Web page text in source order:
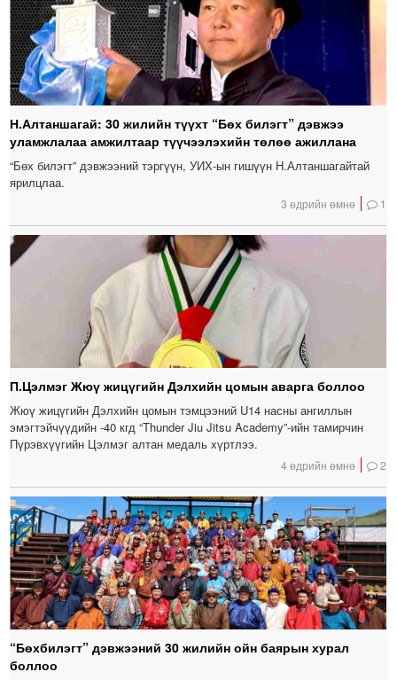
Н.Алтаншагай: 30 жилийн түүхт “Бөх билэгт” дэвжээ
уламжлалаа амжилтаар түүчээлэхийн төлөө ажиллана
“Бөх билэгт” дэвжээний тэргүүн, УИХ-ын гишүүн Н.Алтаншагайтай
ярилцлаа.
3 өдрийн өмнө 1
П.Цэлмэг Жюү жицүгийн Дэлхийн цомын аварга боллоо
Жюү жицүгийн Дэлхийн цомын тэмцээний U14 насны ангиллын
эмэгтэйчүүдийн -40 кгд “Thunder Jiu Jitsu Academy”-ийн тамирчин
Пүрэвхүүгийн Цэлмэг алтан медаль хүртлээ.
4 өдрийн өмнө 2
“Бөхбилэгт” дэвжээний 30 жилийн ойн баярын хурал
боллоо